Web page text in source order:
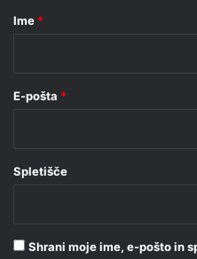
rIme *
E-pošta *
Spletišče
Shrani moje ime, e-pošto in